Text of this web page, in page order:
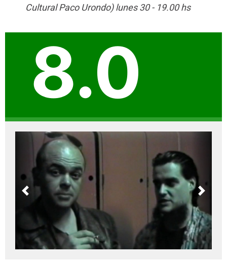
Cultural Paco Urondo) lunes 30 - 19.00 hs
8.0
Previous Next